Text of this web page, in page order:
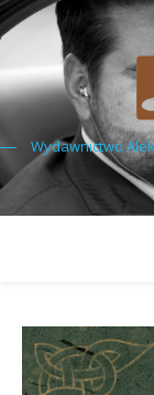
Wydawnictwo